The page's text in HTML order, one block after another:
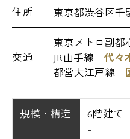
住所 東京都渋谷区千
交通
東京メトロ副都
JR山手線「代々
都営大江戸線「
規模・構造
6階建て
-